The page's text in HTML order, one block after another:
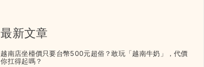
最新文章
越南店坐檯價只要台幣500元超俗？敢玩「越南牛奶」，代價
你扛得起嗎？